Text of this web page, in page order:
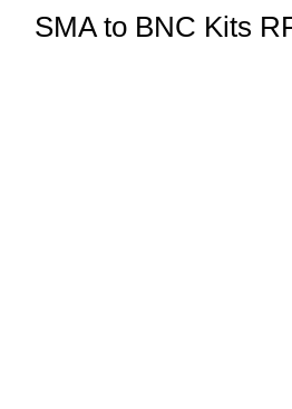
SMA to BNC Kits